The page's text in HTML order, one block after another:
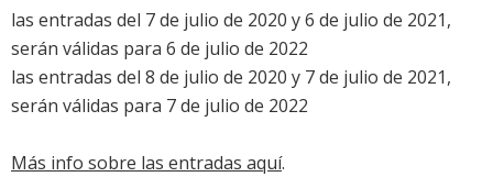
las entradas del 7 de julio de 2020 y 6 de julio de 2021,
serán válidas para 6 de julio de 2022
las entradas del 8 de julio de 2020 y 7 de julio de 2021,
serán válidas para 7 de julio de 2022
Más info sobre las entradas aquí.